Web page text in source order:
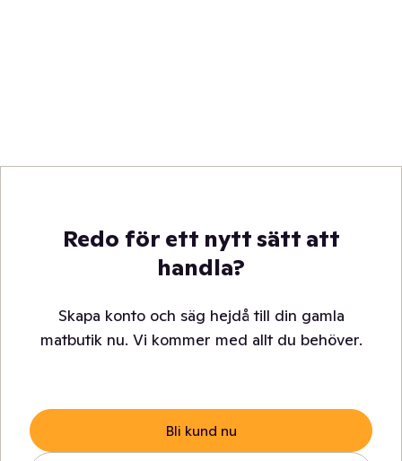
Redo för ett nytt sätt att
handla?
Skapa konto och säg hejdå till din gamla
matbutik nu. Vi kommer med allt du behöver.
Bli kund nu